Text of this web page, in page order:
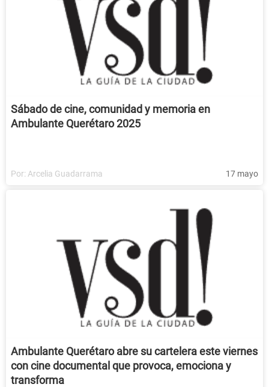
Sábado de cine, comunidad y memoria en
Ambulante Querétaro 2025
Por: Arcelia Guadarrama 17 mayo
Ambulante Querétaro abre su cartelera este viernes
con cine documental que provoca, emociona y
transforma